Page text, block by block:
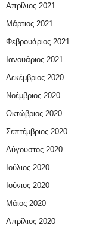
Απρίλιος 2021
Μάρτιος 2021
Φεβρουάριος 2021
Ιανουάριος 2021
Δεκέμβριος 2020
Νοέμβριος 2020
Οκτώβριος 2020
Σεπτέμβριος 2020
Αύγουστος 2020
Ιούλιος 2020
Ιούνιος 2020
Μάιος 2020
Απρίλιος 2020